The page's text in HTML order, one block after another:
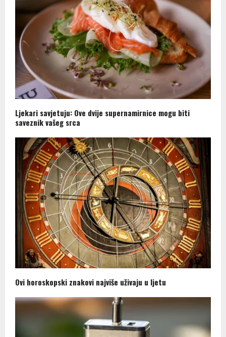
Ljekari savjetuju: Ove dvije supernamirnice mogu biti
saveznik vašeg srca
Ovi horoskopski znakovi najviše uživaju u ljetu